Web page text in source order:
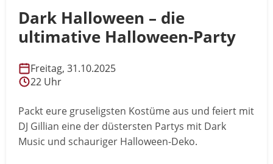
Dark Halloween – die
ultimative Halloween-Party
Freitag, 31.10.2025
22 Uhr
Packt eure gruseligsten Kostüme aus und feiert mit
DJ Gillian eine der düstersten Partys mit Dark
Music und schauriger Halloween-Deko.